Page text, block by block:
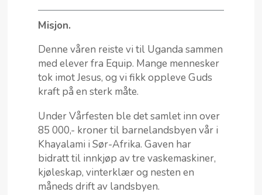
Misjon.
Denne våren reiste vi til Uganda sammen
med elever fra Equip. Mange mennesker
tok imot Jesus, og vi fikk oppleve Guds
kraft på en sterk måte.
Under Vårfesten ble det samlet inn over
85 000,- kroner til barnelandsbyen vår i
Khayalami i Sør-Afrika. Gaven har
bidratt til innkjøp av tre vaskemaskiner,
kjøleskap, vinterklær og nesten en
måneds drift av landsbyen.